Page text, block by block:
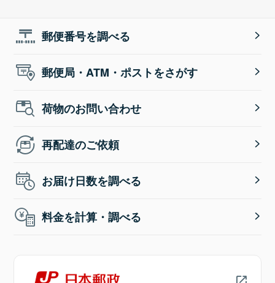
郵便番号を調べる
郵便局・ATM・ポストをさがす
荷物のお問い合わせ
再配達のご依頼
お届け日数を調べる
料金を計算・調べる